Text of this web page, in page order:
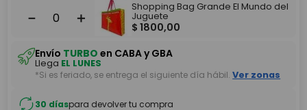
＋
－
Shopping Bag Grande El Mundo del
Juguete
$ 1800,00
Envío TURBO en CABA y GBA
Llega EL LUNES
*Si es feriado, se entrega el siguiente día hábil. Ver zonas
30 díaspara devolver tu compra